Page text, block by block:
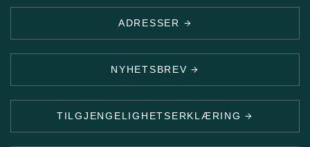
ADRESSER
NYHETSBREV
TILGJENGELIGHETSERKLÆRING